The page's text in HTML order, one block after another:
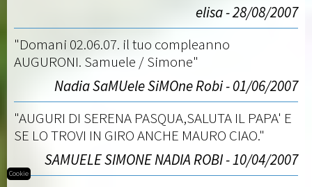
elisa - 28/08/2007
"Domani 02.06.07. il tuo compleanno
AUGURONI. Samuele / Simone"
Nadia SaMUele SiMOne Robi - 01/06/2007
"AUGURI DI SERENA PASQUA,SALUTA IL PAPA' E
SE LO TROVI IN GIRO ANCHE MAURO CIAO."
SAMUELE SIMONE NADIA ROBI - 10/04/2007
Cookie